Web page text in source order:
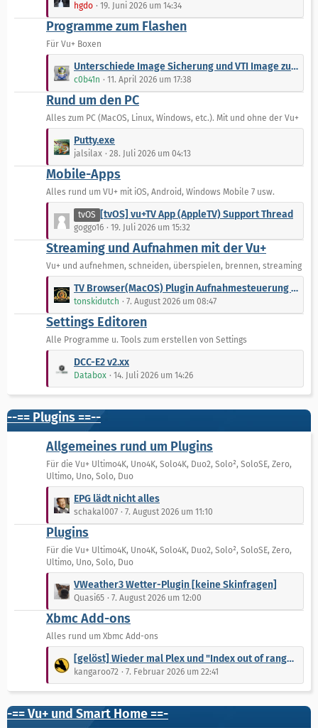
ä
g
e
t
z
t
e
t
r
e
hgdo 19. Juni 2026 um 14:34
Programme zum Flashen
Für Vu+ Boxen
t
z
t
e
i
t
r
e
Unterschiede Image Sicherung und VTI Image zum flashen
c0b41n 11. April 2026 um 17:38
Rund um den PC
Alles zum PC (MacOS, Linux, Windows, etc.). Mit und ohne der Vu+
t
z
t
e
i
t
r
e
Putty.exe
jalsilax 28. Juli 2026 um 04:13
Mobile-Apps
Alles rund um VU+ mit iOS, Android, Windows Mobile 7 usw.
t
z
t
e
i
t
r
e
tvOS [tvOS] vu+TV App (AppleTV) Support Thread
goggo16 19. Juli 2026 um 15:32
Streaming und Aufnahmen mit der Vu+
Vu+ und aufnehmen, schneiden, überspielen, brennen, streaming
t
z
t
e
i
t
r
ä
g
e
TV Browser(MacOS) Plugin Aufnahmesteuerung - keine Aktualisierung Senderliste mehr möglich
tonskidutch 7. August 2026 um 08:47
Settings Editoren
Alle Programme u. Tools zum erstellen von Settings
t
z
t
e
B
e
i
t
g
e
DCC-E2 v2.xx
Databox 14. Juli 2026 um 14:26
--== Plugins ==--
Allgemeines rund um Plugins
Für die Vu+ Ultimo4K, Uno4K, Solo4K, Duo2, Solo², SoloSE, Zero,
Ultimo, Uno, Solo, Duo
t
z
t
e
B
i
t
r
ä
EPG lädt nicht alles
schakal007 7. August 2026 um 11:10
Plugins
Für die Vu+ Ultimo4K, Uno4K, Solo4K, Duo2, Solo², SoloSE, Zero,
Ultimo, Uno, Solo, Duo
t
z
t
e
i
t
r
VWeather3 Wetter-Plugin [keine Skinfragen]
Quasi65 7. August 2026 um 12:00
Xbmc Add-ons
Alles rund um Xbmc Add-ons
t
z
t
[gelöst] Wieder mal Plex und "Index out of range" / stört 2FA und/oder fehlender Port?
kangaroo72 7. Februar 2026 um 22:41
-== Vu+ und Smart Home ==-